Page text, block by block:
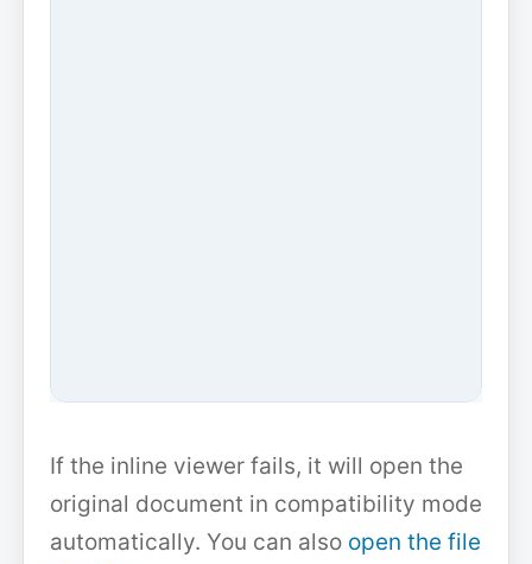
If the inline viewer fails, it will open the
original document in compatibility mode
automatically. You can also open the file